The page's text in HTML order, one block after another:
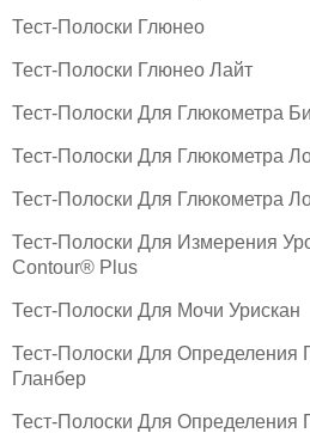
Тест-Полоски Глюнео
Тест-Полоски Глюнео Лайт
Тест-Полоски Для Глюкометра
Тест-Полоски Для Глюкометра
Тест-Полоски Для Глюкометра
Тест-Полоски Для Измерения
Contour® Plus
Тест-Полоски Для Мочи Урискан
Тест-Полоски Для Определения
Гланбер
Тест-Полоски Для Определения